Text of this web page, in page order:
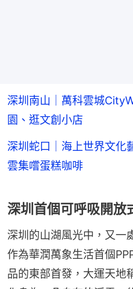
深圳南山｜萬科雲城
園、逛文創小店
深圳蛇口｜海上世界文
雲集嚐蛋糕咖啡
深圳首個可呼吸開放
深圳的山湖風光中，又一
作為華潤萬象生活首個
品的東部首發，大運天地